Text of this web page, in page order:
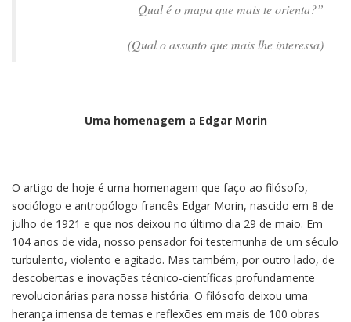
Qual é o mapa que mais te orienta?”
(Qual o assunto que mais lhe interessa)
Uma homenagem a Edgar Morin
O artigo de hoje é uma homenagem que faço ao filósofo,
sociólogo e antropólogo francês Edgar Morin, nascido em 8 de
julho de 1921 e que nos deixou no último dia 29 de maio. Em
104 anos de vida, nosso pensador foi testemunha de um século
turbulento, violento e agitado. Mas também, por outro lado, de
descobertas e inovações técnico-científicas profundamente
revolucionárias para nossa história. O filósofo deixou uma
herança imensa de temas e reflexões em mais de 100 obras